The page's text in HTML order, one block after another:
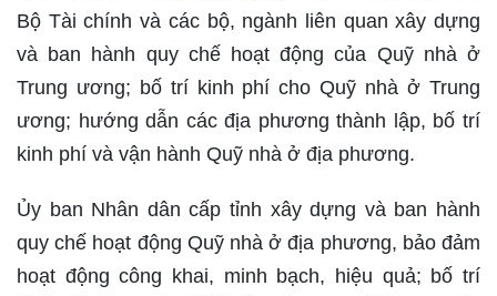
Bộ Tài chính và các bộ, ngành liên quan xây dựng
và ban hành quy chế hoạt động của Quỹ nhà ở
Trung ương; bố trí kinh phí cho Quỹ nhà ở Trung
ương; hướng dẫn các địa phương thành lập, bố trí
kinh phí và vận hành Quỹ nhà ở địa phương.
Ủy ban Nhân dân cấp tỉnh xây dựng và ban hành
quy chế hoạt động Quỹ nhà ở địa phương, bảo đảm
hoạt động công khai, minh bạch, hiệu quả; bố trí